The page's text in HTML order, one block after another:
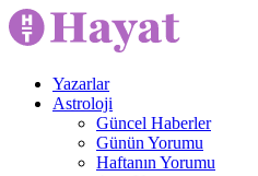
Yazarlar
Astroloji
Güncel Haberler
Günün Yorumu
Haftanın Yorumu